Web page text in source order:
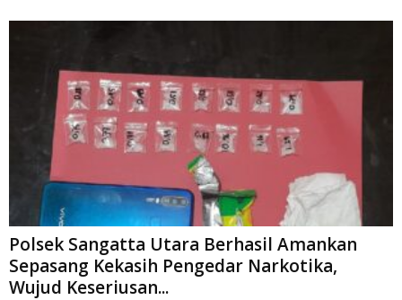
Polsek Sangatta Utara Berhasil Amankan
Sepasang Kekasih Pengedar Narkotika,
Wujud Keseriusan...